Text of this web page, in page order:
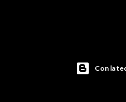
Con la